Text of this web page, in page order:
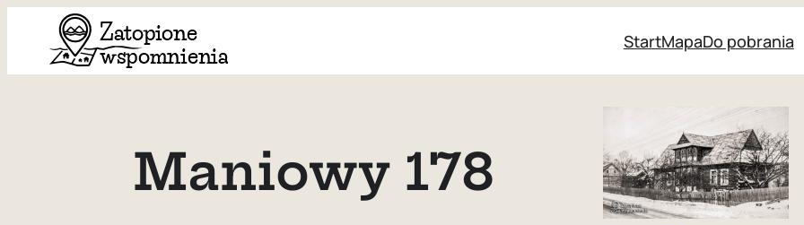
Przejdź
treści
StartMapaDo pobrania
Maniowy 178